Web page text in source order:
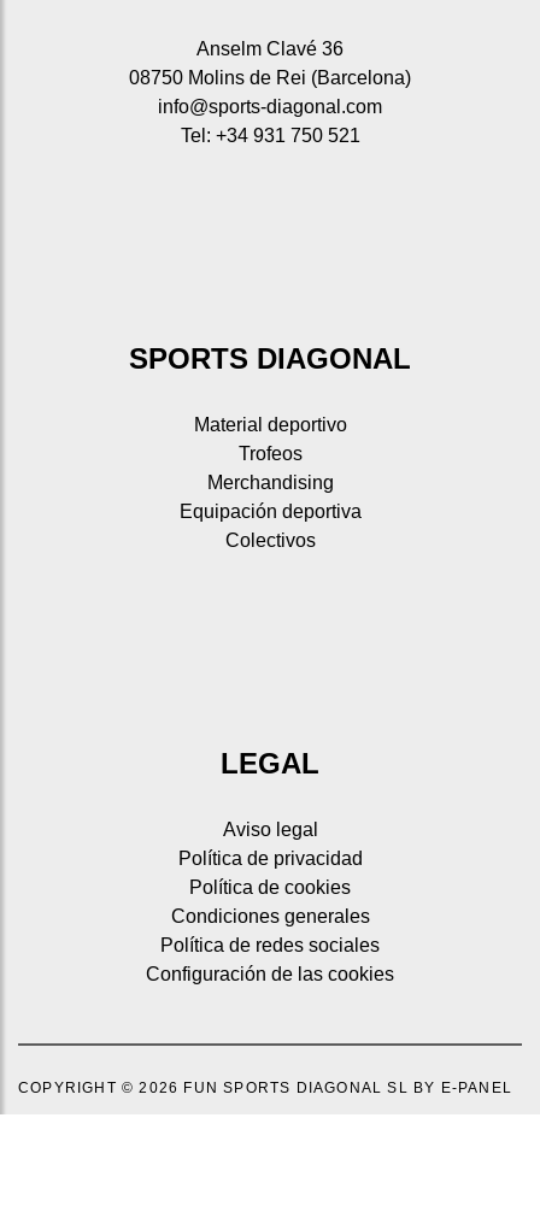
Anselm Clavé 36
08750 Molins de Rei (Barcelona)
info@sports-diagonal.com
Tel: +34 931 750 521
SPORTS DIAGONAL
Material deportivo
Trofeos
Merchandising
Equipación deportiva
Colectivos
LEGAL
Aviso legal
Política de privacidad
Política de cookies
Condiciones generales
Política de redes sociales
Configuración de las cookies
COPYRIGHT © 2026 FUN SPORTS DIAGONAL SL BY E-PANEL